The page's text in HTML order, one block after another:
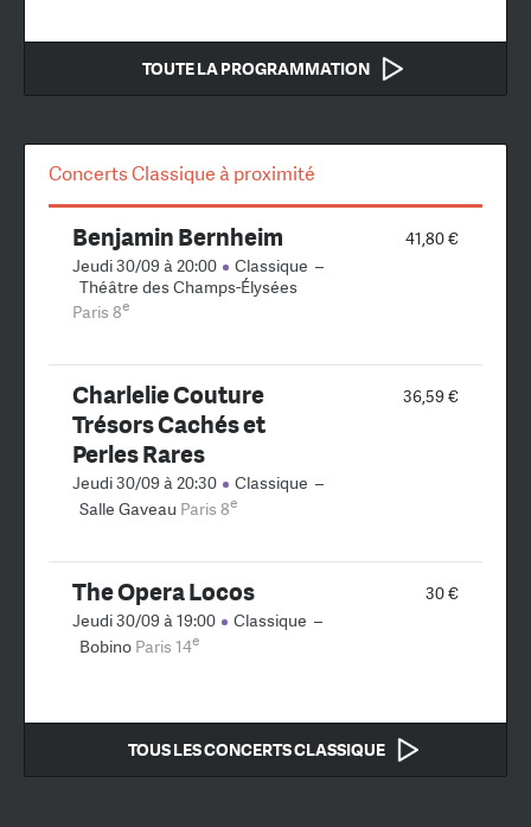
TOUTE LA PROGRAMMATION
Concerts Classique à proximité
41,80 €
Benjamin Bernheim
Jeudi 30/09 à 20:00 Classique –
Théâtre des Champs-Élysées
Paris 8e
36,59 €
Charlelie Couture
Trésors Cachés et
Perles Rares
Jeudi 30/09 à 20:30 Classique –
Salle Gaveau Paris 8e
30 €
The Opera Locos
Jeudi 30/09 à 19:00 Classique –
Bobino Paris 14e
TOUS LES CONCERTS CLASSIQUE